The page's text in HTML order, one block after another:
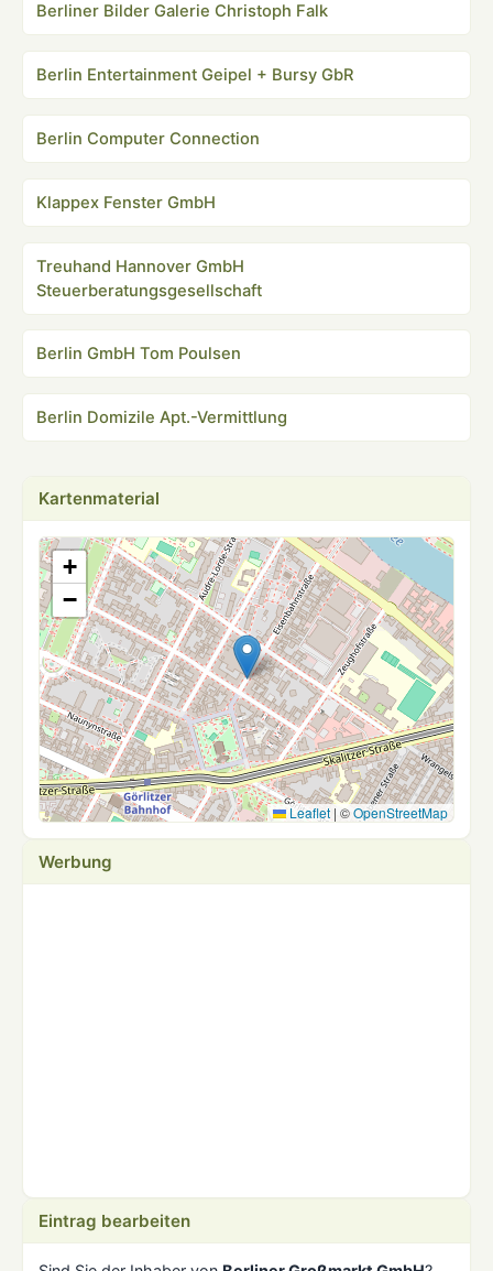
Berliner Bilder Galerie Christoph Falk
Berlin Entertainment Geipel + Bursy GbR
Berlin Computer Connection
Klappex Fenster GmbH
Treuhand Hannover GmbH
Steuerberatungsgesellschaft
Berlin GmbH Tom Poulsen
Berlin Domizile Apt.-Vermittlung
Kartenmaterial
+
−
Leaflet | ©OpenStreetMap
Werbung
Eintrag bearbeiten